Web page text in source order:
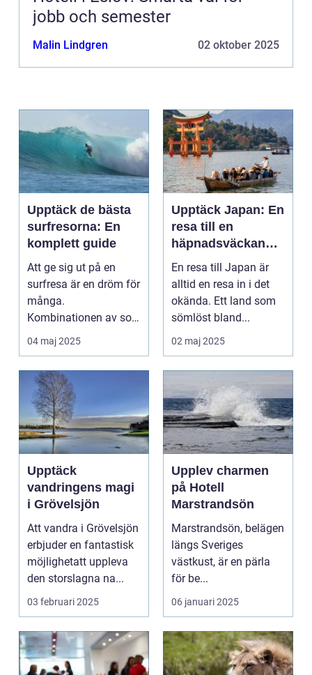
jobb och semester
Malin Lindgren 02 oktober 2025
Upptäck de bästa
surfresorna: En
komplett guide
Att ge sig ut på en
surfresa är en dröm för
många.
Kombinationen av sol,
...
04 maj 2025
Upptäck Japan: En
resa till en
häpnadsväckande
kultur och natur
En resa till Japan är
alltid en resa in i det
okända. Ett land som
sömlöst bland...
02 maj 2025
Upptäck
vandringens magi
i Grövelsjön
Att vandra i Grövelsjön
erbjuder en fantastisk
möjlighetatt uppleva
den storslagna na...
03 februari 2025
Upplev charmen
på Hotell
Marstrandsön
Marstrandsön, belägen
längs Sveriges
västkust, är en pärla
för be...
06 januari 2025